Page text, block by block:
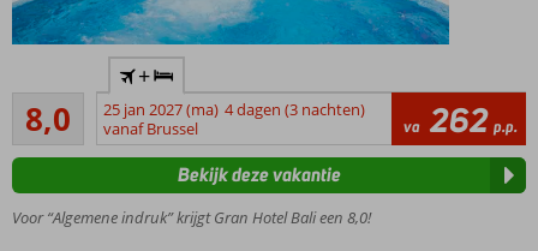
Hoogste
van
Europa!
Ca. 300
zandstrand
Poniente
8,0
Zeer goed
3
beoordelingen
+
25 jan 2027 (ma) 4 dagen (3 nachten)
vanaf Brussel
va 262 p.p.
Voor “Algemene indruk” krijgt Gran Hotel Bali een 8,0!
Bekijk deze vakantie